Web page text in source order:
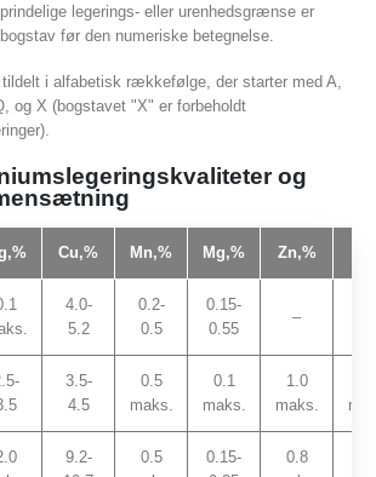
legerings- eller urenhedsgrænse er
før den numeriske betegnelse.
tildelt i alfabetisk rækkefølge, der starter med A,
og X (bogstavet "X" er forbeholdt
og
% Cu,% Mn,% Mg,% Zn,%
4.0-
5.2
0.2-
0.5
0.15-
0.55
–
3.5-
4.5
0.5
maks.
0.1
maks.
1.0
maks.
9.2-
0.5
0.15-
0.8